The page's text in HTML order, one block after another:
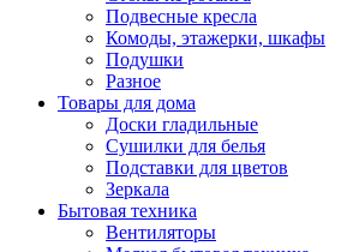
Подвесные кресла
Комоды, этажерки, шкафы
Подушки
Разное
Товары для дома
Доски гладильные
Сушилки для белья
Подставки для цветов
Зеркала
Бытовая техника
Вентиляторы